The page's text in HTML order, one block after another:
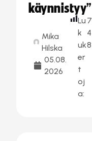
käynnistyy”
Mika
Hilska
05.08.
2026
Lu
k
uk
er
t
oj
a:
7
4
8